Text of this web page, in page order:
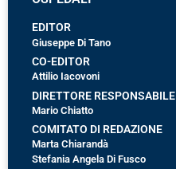
EDITOR
Giuseppe Di Tano
CO-EDITOR
Attilio Iacovoni
DIRETTORE RESPONSABILE
Mario Chiatto
COMITATO DI REDAZIONE
Marta Chiarandà
Stefania Angela Di Fusco